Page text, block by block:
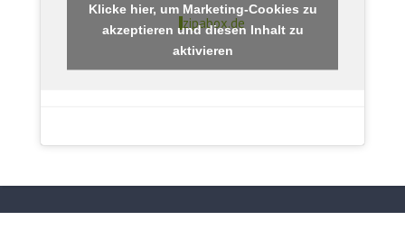
zipabox.de
Klicke hier, um Marketing-Cookies zu
akzeptieren und diesen Inhalt zu
aktivieren